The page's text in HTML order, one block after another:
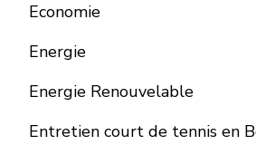
Economie
Energie
Energie Renouvelable
Entretien court de tennis en